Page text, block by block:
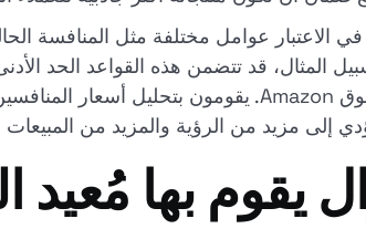
الاعتبار عوامل مختلفة مثل المنافسة
سبيل المثال، قد تتضمن هذه القواعد الحد
يقوم بها مُعيد